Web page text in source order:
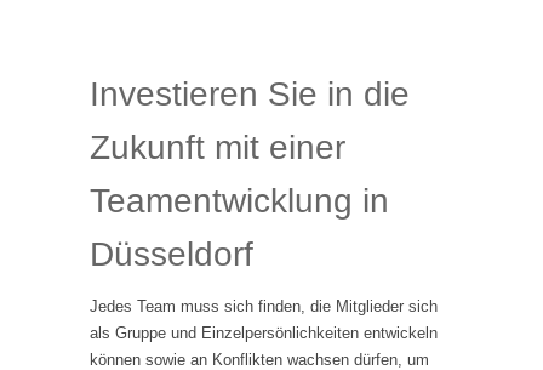
Investieren Sie in die
Zukunft mit einer
Teamentwicklung in
Düsseldorf
Jedes Team muss sich finden, die Mitglieder sich
als Gruppe und Einzelpersönlichkeiten entwickeln
können sowie an Konflikten wachsen dürfen, um